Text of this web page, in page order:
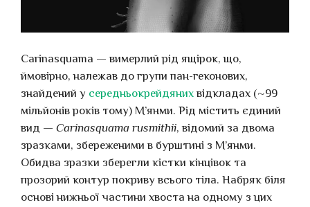
Carinasquama — вимерлий рід ящірок, що,
ймовірно, належав до групи пан-геконових,
знайдений у середньокрейдянихвідкладах (~99
мільйонів років тому) М’янми. Рід містить єдиний
вид — Carinasquama rusmithii, відомий за двома
зразками, збереженими в бурштині з М’янми.
Обидва зразки зберегли кістки кінцівок та
прозорий контур покриву всього тіла. Набряк біля
основі нижньої частини хвоста на одному з цих